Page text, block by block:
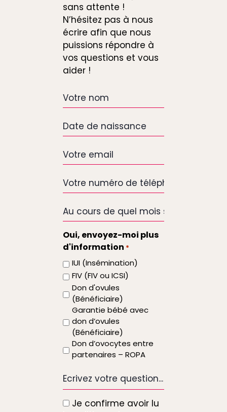
sans attente !
N’hésitez pas à nous
écrire afin que nous
puissions répondre à
vos questions et vous
aider !
Votre
Date
Votre
Votre
téléphone
Au
de
quel
souhaitez-
vous
que
commence
Oui, envoyez-moi plus
d'information *
IUI (Insémination)
FIV (FIV ou ICSI)
Don d'ovules
(Bénéficiaire)
Garantie bébé avec
don d’ovules
(Bénéficiaire)
Don d’ovocytes entre
partenaires – ROPA
Ecrivez
question...
Je confirme avoir lu